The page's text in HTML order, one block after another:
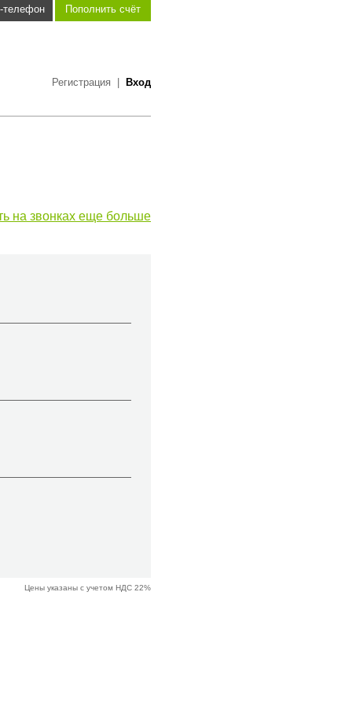
телефон Пополнить счёт
Регистрация Вход
на звонках еще больше
Цены указаны с учетом НДС 22%